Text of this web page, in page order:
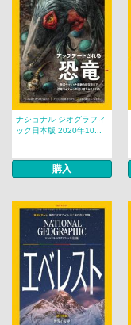
ナショナル ジオグラフィ
ック日本版 2020年10...
購入